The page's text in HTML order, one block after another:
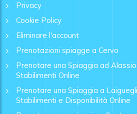
Privacy
Cookie Policy
Eliminare l'account
Prenotazioni spiagge a Cervo
Prenotare una Spiaggia ad
Stabilimenti Online
Prenotare una Spiaggia a
Stabilimenti e Disponibilità Online